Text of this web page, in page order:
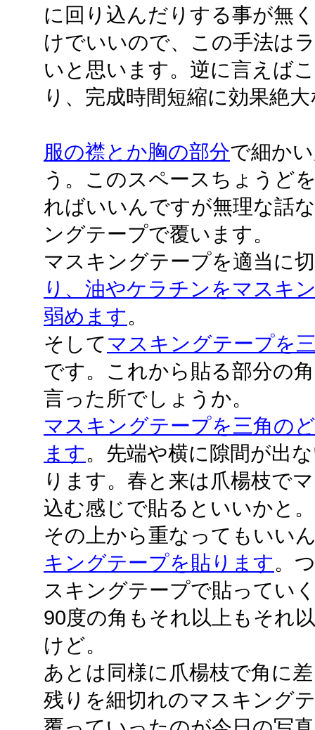
に回り込んだりする事が無
けでいいので、この手法は
いと思います。逆に言えば
り、完成時間短縮に効果絶
服の襟とか胸の部分で細か
う。このスペースちょうど
ればいいんですが無理な話
ングテープで覆います。
マスキングテープを適当に
り、油やケラチンをマスキ
弱めます。
そしてマスキングテープを
です。これから貼る部分の
言った所でしょうか。
マスキングテープを三角の
ます。先端や横に隙間が出
ります。春と来は爪楊枝で
込む感じで貼るといいかと。
その上から重なってもいい
キングテープを貼ります。
スキングテープで貼ってい
90度の角もそれ以上もそれ
けど。
あとは同様に爪楊枝で角に
残りを細切れのマスキング